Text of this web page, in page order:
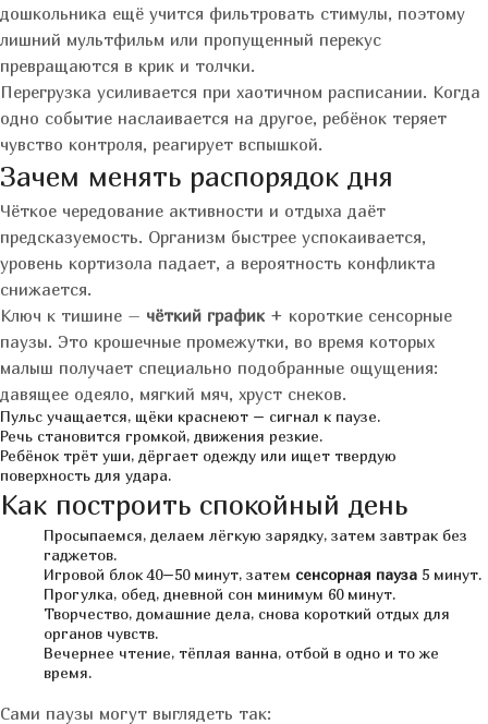
дошкольника ещё учится фильтровать стимулы, поэтому
лишний мультфильм или пропущенный перекус
превращаются в крик и толчки.
Перегрузка усиливается при хаотичном расписании. Когда
одно событие наслаивается на другое, ребёнок теряет
чувство контроля, реагирует вспышкой.
Зачем менять распорядок дня
Чёткое чередование активности и отдыха даёт
предсказуемость. Организм быстрее успокаивается,
уровень кортизола падает, а вероятность конфликта
снижается.
Ключ к тишине – чёткий график + короткие сенсорные
паузы. Это крошечные промежутки, во время которых
малыш получает специально подобранные ощущения:
давящее одеяло, мягкий мяч, хруст снеков.
Пульс учащается, щёки краснеют – сигнал к паузе.
Речь становится громкой, движения резкие.
Ребёнок трёт уши, дёргает одежду или ищет твердую
поверхность для удара.
Как построить спокойный день
Просыпаемся, делаем лёгкую зарядку, затем завтрак без
гаджетов.
Игровой блок 40–50 минут, затем сенсорная пауза 5 минут.
Прогулка, обед, дневной сон минимум 60 минут.
Творчество, домашние дела, снова короткий отдых для
органов чувств.
Вечернее чтение, тёплая ванна, отбой в одно и то же
время.
Сами паузы могут выглядеть так: